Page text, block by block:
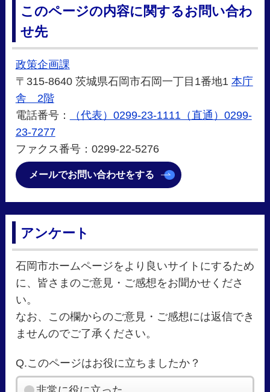
このページの内容に関するお問い合わ
せ先
政策企画課
〒315-8640 茨城県石岡市石岡一丁目1番地1 本庁
舎 2階
電話番号：
（代表）0299-23-1111（直通）0299-
23-7277
ファクス番号：0299-22‐5276
メールでお問い合わせをする
アンケート
石岡市ホームページをより良いサイトにするため
に、皆さまのご意見・ご感想をお聞かせくださ
い。
なお、この欄からのご意見・ご感想には返信でき
ませんのでご了承ください。
Q.このページはお役に立ちましたか？